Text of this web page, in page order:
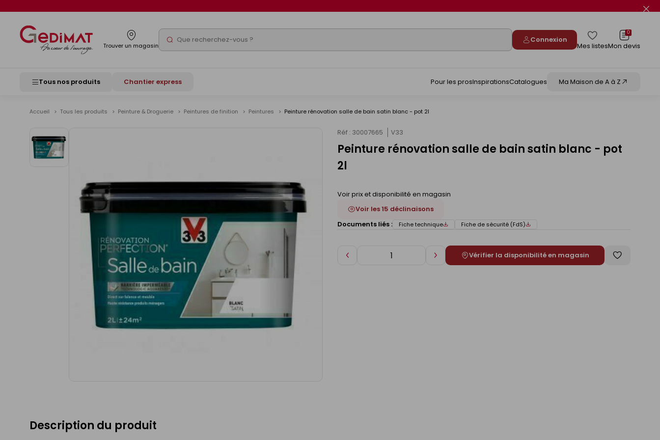
Trouver un magasin Rechercher Connexion
Mes listes
0
Mon devis
Tous nos produits Chantier express Pour les prosInspirationsCatalogues Ma Maison de A à Z
Accueil Tous les produits Peinture & Droguerie Peintures de finition Peintures Peinture rénovation salle de bain satin blanc - pot 2l
Réf : 30007665 V33
Peinture rénovation salle de bain satin blanc - pot
2l
Voir prix et disponibilité en magasin
Voir les 15 déclinaisons
Documents liés :
Fiche technique Fiche de sécurité (FdS)
Diminuer AugmenterVérifier la disponibilité en magasin
Enregistrer
Description du produit